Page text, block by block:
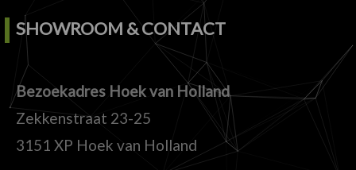
SHOWROOM & CONTACT
Bezoekadres Hoek van Holland
Zekkenstraat 23-25
3151 XP Hoek van Holland